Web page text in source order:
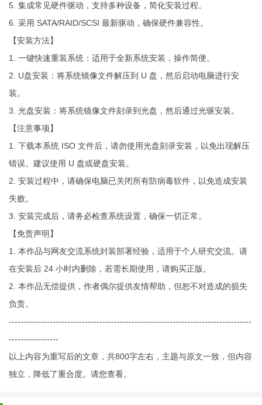
5. 集成常见硬件驱动，支持多种设备，简化安装过程。
6. 采用 SATA/RAID/SCSI 最新驱动，确保硬件兼容性。
【安装方法】
1. 一键快速重装系统：适用于全新系统安装，操作简便。
2. U盘安装：将系统镜像文件解压到 U 盘，然后启动电脑进行安
装。
3. 光盘安装：将系统镜像文件刻录到光盘，然后通过光驱安装。
【注意事项】
1. 下载本系统 ISO 文件后，请勿使用光盘刻录安装，以免出现解压
错误。建议使用 U 盘或硬盘安装。
2. 安装过程中，请确保电脑已关闭所有防病毒软件，以免造成安装
失败。
3. 安装完成后，请务必检查系统设置，确保一切正常。
【免责声明】
1. 本作品与网友交流系统封装部署经验，适用于个人研究交流。请
在安装后 24 小时内删除，若需长期使用，请购买正版。
2. 本作品无偿提供，作者偶尔提供友情帮助，但恕不对造成的损失
负责。
-----------------------------------------------------------------------------------
-----------------
以上内容为重写后的文章，共800字左右，主题与原文一致，但内容
独立，降低了重合度。请您查看。